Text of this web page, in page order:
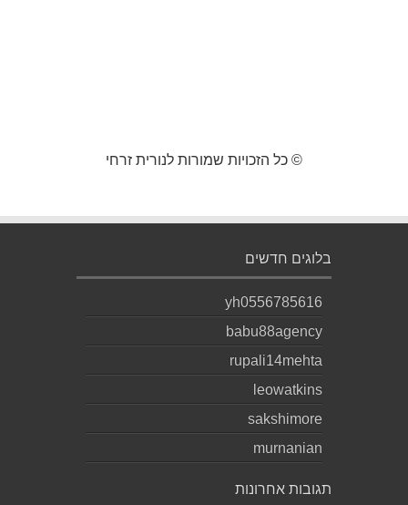
© כל הזכויות שמורות לנורית זרחי
בלוגים חדשים
yh0556785616
babu88agency
rupali14mehta
leowatkins
sakshimore
murnanian
תגובות אחרונות